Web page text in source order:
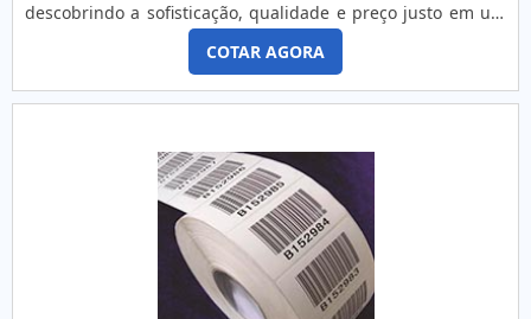
descobrindo a sofisticação, qualidade e preço justo em um
só lugar.OUTRAS INFORMAÇÕES SOBRE FORNECEDOR DE
ADESIVO RESINADOSQuem pesquisa na internet por
fornecedor de adesivo resinados em uma empresa
responsável, acha o site da GID - Soluções em Adesivos.
personalizado e adesivo para roupa termocolante,
oferecendo sempre a melhor opção para o cliente
final.Discorrendo ainda sobre fornecedor de adesivo
resinados, mais do que visar apenas lucratividade, deve
oferecer produtos e serviços que tenham ótima qualidade e
excelente custo-benefício, detalhes primordiais que são
deixados de lado por muitas empresas que não focam na
COTAR AGORA